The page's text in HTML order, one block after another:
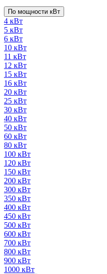
По мощности кВт
4 кВт
5 кВт
6 кВт
10 кВт
11 кВт
12 кВт
15 кВт
16 кВт
20 кВт
25 кВт
30 кВт
40 кВт
50 кВт
60 кВт
80 кВт
100 кВт
120 кВт
150 кВт
200 кВт
300 кВт
350 кВт
400 кВт
450 кВт
500 кВт
600 кВт
700 кВт
800 кВт
900 кВт
1000 кВт